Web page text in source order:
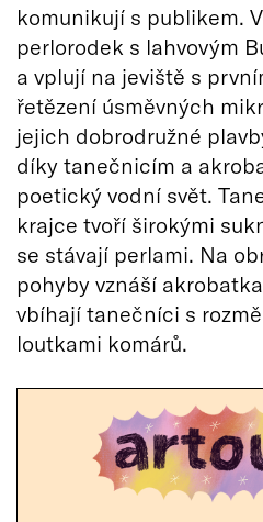
komunikují s publikem.
perlorodek s lahvovým
a vplují na jeviště s
řetězení úsměvných
jejich dobrodružné
díky tanečnicím a
poetický vodní svět.
krajce tvoří širokými
se stávají perlami. Na
pohyby vznáší
vbíhají tanečníci s
loutkami komárů.